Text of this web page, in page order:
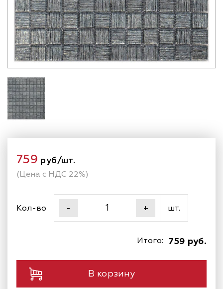
759 руб/шт.
(Цена с НДС 22%)
Кол-во - + шт.
759 руб.
Итого:
В корзину